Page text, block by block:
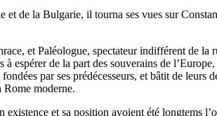
de la Bulgarie, il tourna ses vues sur
et Paléologue, spectateur indifférent de
espérer de la part des souverains de
par ses prédécesseurs, et bâtit de
Rome moderne.
et sa position avoient été longtems